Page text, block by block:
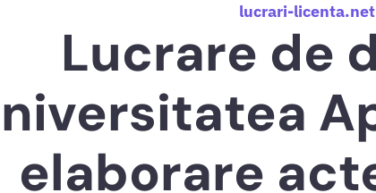
lucrari-licenta.net
Lucrare de
elaborare